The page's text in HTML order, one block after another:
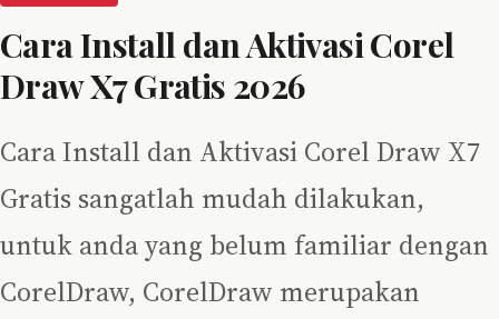
Cara Install dan Aktivasi Corel
Draw X7 Gratis 2026
Cara Install dan Aktivasi Corel Draw X7
Gratis sangatlah mudah dilakukan,
untuk anda yang belum familiar dengan
CorelDraw, CorelDraw merupakan